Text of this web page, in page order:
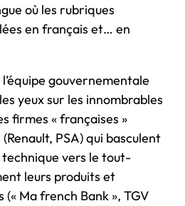
où les rubriques
en français et… en
gouvernementale
yeux sur les innombrables
firmes « françaises »
PSA) qui basculent
vers le tout-
leurs produits et
(« Ma french Bank », TGV